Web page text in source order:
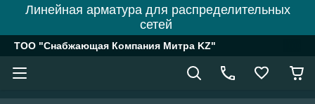
Линейная арматура для распределительных
сетей
ТОО "Снабжающая Компания Митра KZ"